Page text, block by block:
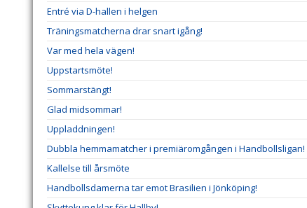
Entré via D-hallen i helgen
Träningsmatcherna drar snart igång!
Var med hela vägen!
Uppstartsmöte!
Sommarstängt!
Glad midsommar!
Uppladdningen!
Dubbla hemmamatcher i premiäromgången i Handbollsligan!
Kallelse till årsmöte
Handbollsdamerna tar emot Brasilien i Jönköping!